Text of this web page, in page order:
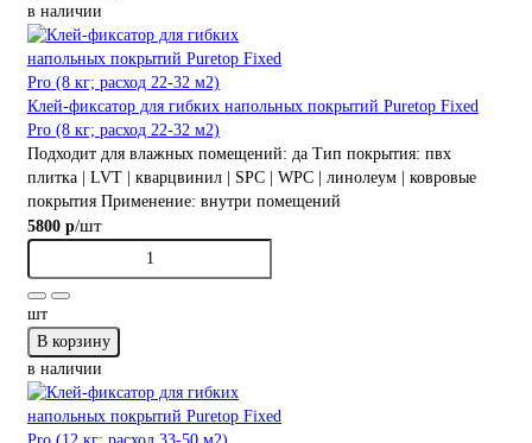
в наличии
Клей-фиксатор для гибких напольных покрытий Puretop Fixed
Pro (8 кг; расход 22-32 м2)
Подходит для влажных помещений: да Тип покрытия: пвх
плитка | LVT | кварцвинил | SPC | WPC | линолеум | ковровые
покрытия Применение: внутри помещений
5800 р/шт
шт
В корзину
в наличии